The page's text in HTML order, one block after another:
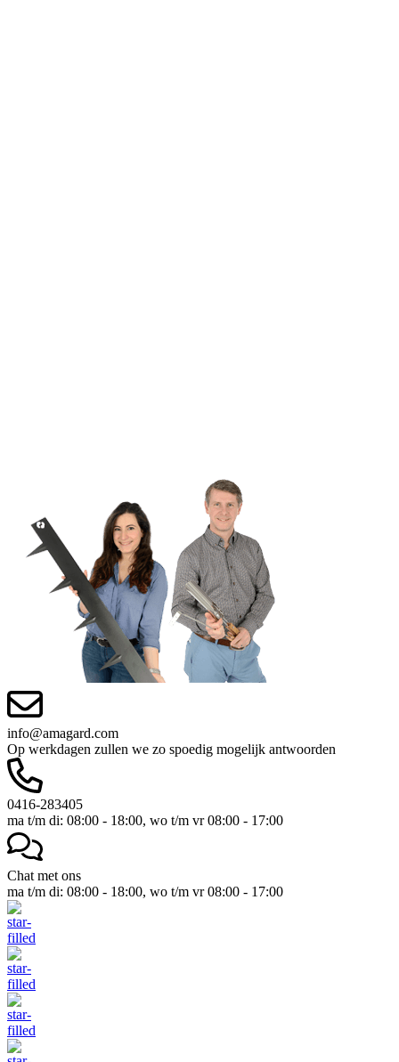
info@amagard.com
Op werkdagen zullen we zo spoedig mogelijk antwoorden
0416-283405
ma t/m di: 08:00 - 18:00, wo t/m vr 08:00 - 17:00
Chat met ons
ma t/m di: 08:00 - 18:00, wo t/m vr 08:00 - 17:00